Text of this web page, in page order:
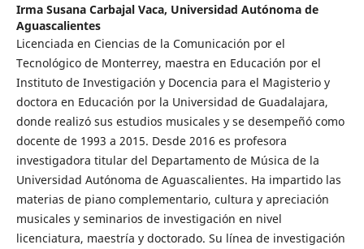
Irma Susana Carbajal Vaca, Universidad Autónoma de
Aguascalientes
Licenciada en Ciencias de la Comunicación por el
Tecnológico de Monterrey, maestra en Educación por el
Instituto de Investigación y Docencia para el Magisterio y
doctora en Educación por la Universidad de Guadalajara,
donde realizó sus estudios musicales y se desempeñó como
docente de 1993 a 2015. Desde 2016 es profesora
investigadora titular del Departamento de Música de la
Universidad Autónoma de Aguascalientes. Ha impartido las
materias de piano complementario, cultura y apreciación
musicales y seminarios de investigación en nivel
licenciatura, maestría y doctorado. Su línea de investigación